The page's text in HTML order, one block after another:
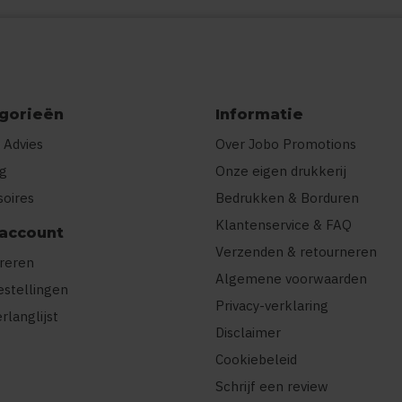
Informatie
Over Jobo Promotions
Onze eigen drukkerij
Bedrukken & Borduren
Klantenservice & FAQ
Verzenden & retourneren
Algemene voorwaarden
Privacy-verklaring
Disclaimer
Cookiebeleid
Schrijf een review